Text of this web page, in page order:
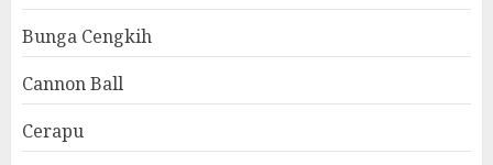
Bunga Cengkih
Cannon Ball
Cerapu